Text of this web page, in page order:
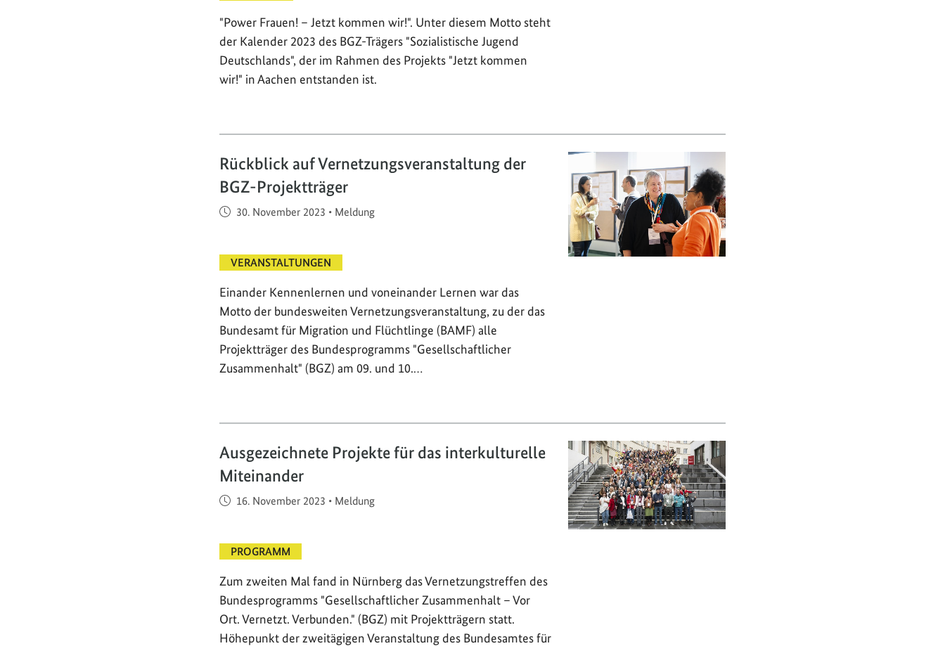
"Power Frauen! – Jetzt kommen wir!". Unter diesem Motto steht
der Kalender 2023 des BGZ-Trägers "Sozialistische Jugend
Deutschlands", der im Rahmen des Projekts "Jetzt kommen
wir!" in Aachen entstanden ist.
Rückblick auf Vernetzungsveranstaltung der
BGZ-Projektträger
Veröffentlicht am
30. November 2023 • Meldung
VERANSTALTUNGEN
Einander Kennenlernen und voneinander Lernen war das
Motto der bundesweiten Vernetzungsveranstaltung, zu der das
Bundesamt für Migration und Flüchtlinge (BAMF) alle
Projektträger des Bundesprogramms "Gesellschaftlicher
Zusammenhalt" (BGZ) am 09. und 10.…
Ausgezeichnete Projekte für das interkulturelle
Miteinander
Veröffentlicht am
16. November 2023 • Meldung
PROGRAMM
Zum zweiten Mal fand in Nürnberg das Vernetzungstreffen des
Bundesprogramms "Gesellschaftlicher Zusammenhalt – Vor
Ort. Vernetzt. Verbunden." (BGZ) mit Projektträgern statt.
Höhepunkt der zweitägigen Veranstaltung des Bundesamtes für